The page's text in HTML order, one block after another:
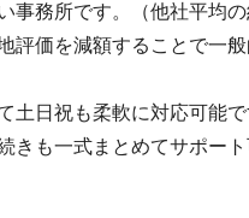
務所です。（他社平均の
評価を減額することで一
日祝も柔軟に対応可能で
きも一式まとめてサポー